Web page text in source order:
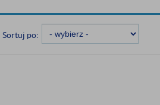
Sortuj po: